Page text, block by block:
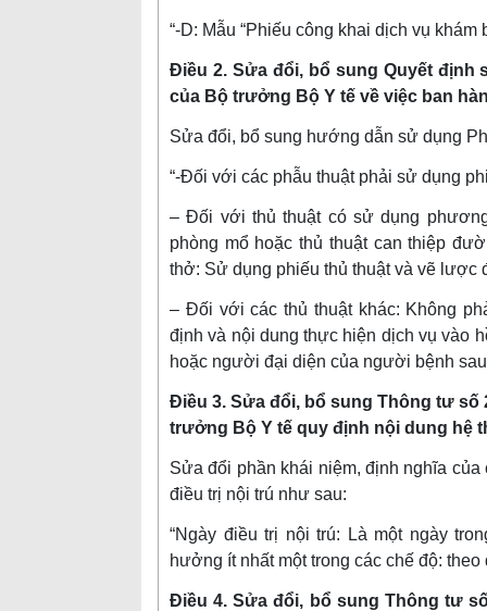
“-D: Mẫu “Phiếu công khai dịch vụ
Điều 2. Sửa đổi, bổ sung Quyết định
của Bộ trưởng Bộ Y tế về việc ban
Sửa đổi, bổ sung hướng dẫn sử dụng
“-Đối với các phẫu thuật phải sử dụng
– Đối với thủ thuật có sử dụng
phòng mổ hoặc thủ thuật can thiệp
thở: Sử dụng phiếu thủ thuật và vẽ lược
– Đối với các thủ thuật khác: Không
định và nội dung thực hiện dịch vụ vào
hoặc người đại diện của người bệnh
Điều 3. Sửa đổi, bổ sung Thông tư số
trưởng Bộ Y tế quy định nội dung hệ
Sửa đổi phần khái niệm, định nghĩa
điều trị nội trú như sau:
“Ngày điều trị nội trú: Là một ngày
hưởng ít nhất một trong các chế độ:
Điều 4. Sửa đổi, bổ sung Thông tư